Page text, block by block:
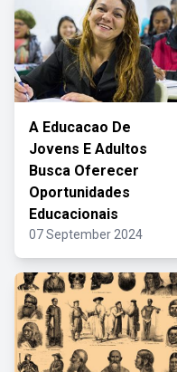
A Educacao De
Jovens E Adultos
Busca Oferecer
Oportunidades
Educacionais
07 September 2024